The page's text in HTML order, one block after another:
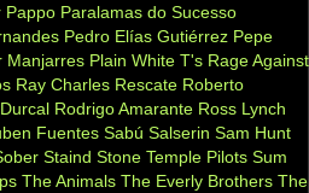
Pappo Paralamas do Sucesso
Pedro Elías Gutiérrez Pepe
Manjarres Plain White T's Rage Against
Ray Charles Rescate Roberto
Rodrigo Amarante Ross Lynch
Fuentes Sabú Salserin Sam Hunt
Staind Stone Temple Pilots Sum
The Animals The Everly Brothers The